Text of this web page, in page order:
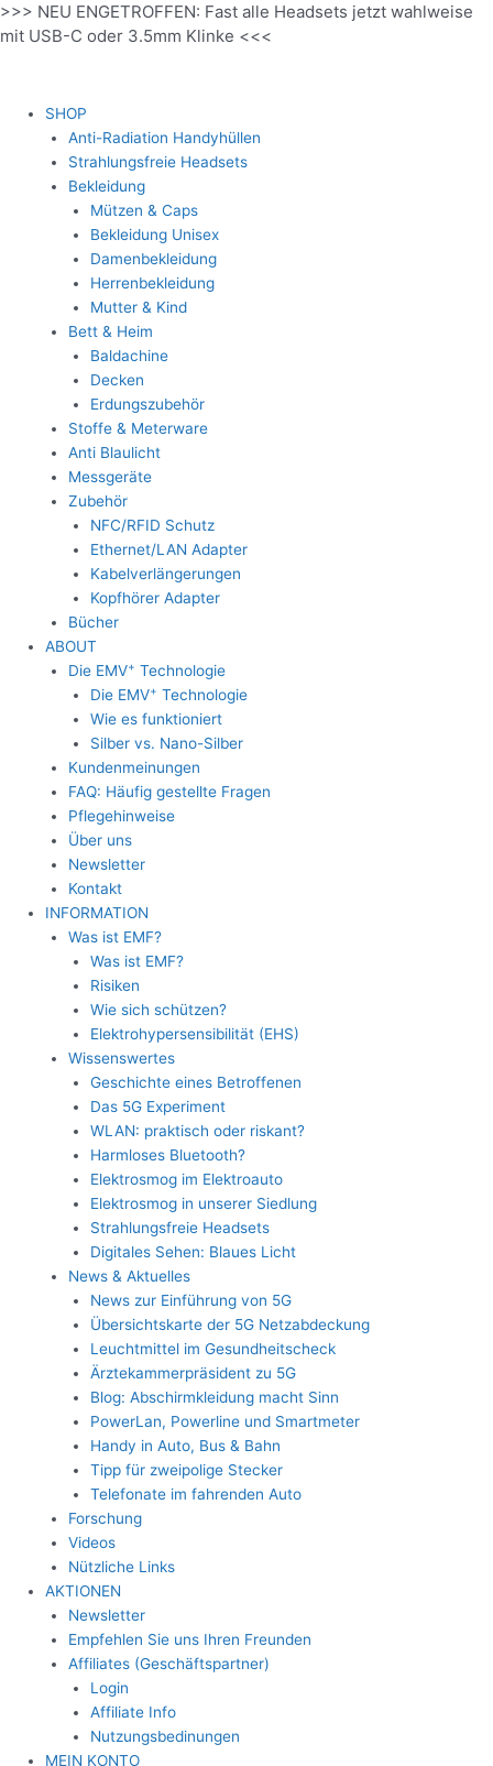
Zum
Inhalt
>>> NEU ENGETROFFEN: Fast alle Headsets jetzt wahlweise
mit USB-C oder 3.5mm Klinke <<<
SHOP
Anti-Radiation Handyhüllen
Strahlungsfreie Headsets
Bekleidung
Mützen & Caps
Bekleidung Unisex
Damenbekleidung
Herrenbekleidung
Mutter & Kind
Bett & Heim
Baldachine
Decken
Erdungszubehör
Stoffe & Meterware
Anti Blaulicht
Messgeräte
Zubehör
NFC/RFID Schutz
Ethernet/LAN Adapter
Kabelverlängerungen
Kopfhörer Adapter
Bücher
ABOUT
Die EMV+ Technologie
Die EMV+ Technologie
Wie es funktioniert
Silber vs. Nano-Silber
Kundenmeinungen
FAQ: Häufig gestellte Fragen
Pflegehinweise
Über uns
Newsletter
Kontakt
INFORMATION
Was ist EMF?
Was ist EMF?
Risiken
Wie sich schützen?
Elektrohypersensibilität (EHS)
Wissenswertes
Geschichte eines Betroffenen
Das 5G Experiment
WLAN: praktisch oder riskant?
Harmloses Bluetooth?
Elektrosmog im Elektroauto
Elektrosmog in unserer Siedlung
Strahlungsfreie Headsets
Digitales Sehen: Blaues Licht
News & Aktuelles
News zur Einführung von 5G
Übersichtskarte der 5G Netzabdeckung
Leuchtmittel im Gesundheitscheck
Ärztekammerpräsident zu 5G
Blog: Abschirmkleidung macht Sinn
PowerLan, Powerline und Smartmeter
Handy in Auto, Bus & Bahn
Tipp für zweipolige Stecker
Telefonate im fahrenden Auto
Forschung
Videos
Nützliche Links
AKTIONEN
Newsletter
Empfehlen Sie uns Ihren Freunden
Affiliates (Geschäftspartner)
Login
Affiliate Info
Nutzungsbedinungen
MEIN KONTO